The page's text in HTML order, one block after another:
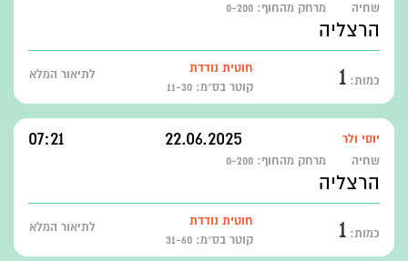
שחיה מרחק מהחוף: 0-200
הרצליה
כמות: 1
חוטית נודדת
קוטר בס״מ: 11-30
לתיאור המלא
יוסי ולר 22.06.2025
07:21
שחיה מרחק מהחוף: 0-200
הרצליה
כמות: 1
חוטית נודדת
קוטר בס״מ: 31-60
לתיאור המלא